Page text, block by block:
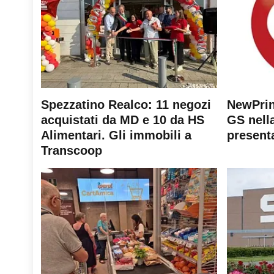
Spezzatino Realco: 11 negozi
acquistati da MD e 10 da HS
Alimentari. Gli immobili a
Transcoop
GS